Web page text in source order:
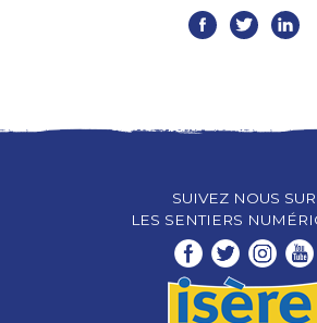
SUIVEZ NOUS SUR
LES SENTIERS